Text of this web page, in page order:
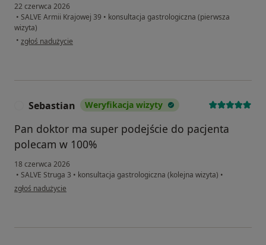
22 czerwca 2026
• SALVE Armii Krajowej 39 • konsultacja gastrologiczna (pierwsza
wizyta)
• w opinii użytkownika Arek
zgłoś nadużycie
Sebastian Weryfikacja wizyty
Pan doktor ma super podejście do pacjenta
polecam w 100%
18 czerwca 2026
• SALVE Struga 3 • konsultacja gastrologiczna (kolejna wizyta) •
w opinii użytkownika Sebastian
zgłoś nadużycie